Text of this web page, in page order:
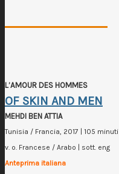
L’AMOUR DES HOMMES
OF SKIN AND MEN
MEHDI BEN ATTIA
Tunisia / Francia, 2017 | 105 minuti
v. o. Francese / Arabo | sott. eng
Anteprima italiana